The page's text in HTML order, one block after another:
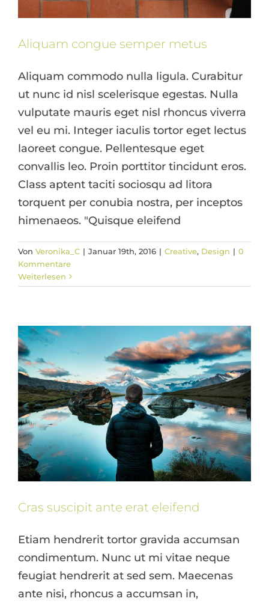
Aliquam congue semper metus
Aliquam commodo nulla ligula. Curabitur
ut nunc id nisl scelerisque egestas. Nulla
vulputate mauris eget nisl rhoncus viverra
vel eu mi. Integer iaculis tortor eget lectus
laoreet congue. Pellentesque eget
convallis leo. Proin porttitor tincidunt eros.
Class aptent taciti sociosqu ad litora
torquent per conubia nostra, per inceptos
himenaeos. "Quisque eleifend
Von Veronika_C | Januar 19th, 2016 | Creative, Design | 0
Kommentare
Weiterlesen
Cras suscipit ante erat eleifend
Cras suscipit ante erat eleifend
Etiam hendrerit tortor gravida accumsan
condimentum. Nunc ut mi vitae neque
feugiat hendrerit at sed sem. Maecenas
ante nisi, rhoncus a accumsan in,